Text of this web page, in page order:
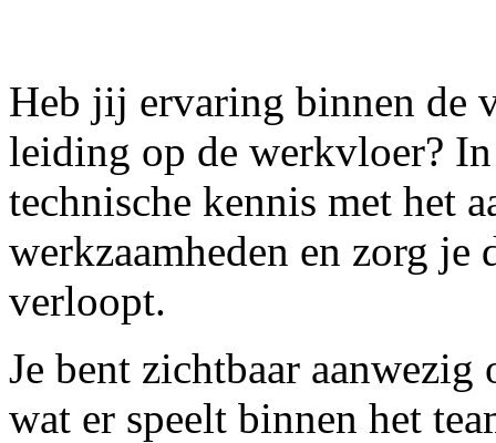
Heb jij ervaring binnen de
leiding op de werkvloer?
technische kennis met het
werkzaamheden en zorg
verloopt.
Je bent zichtbaar
wat er speelt binnen het